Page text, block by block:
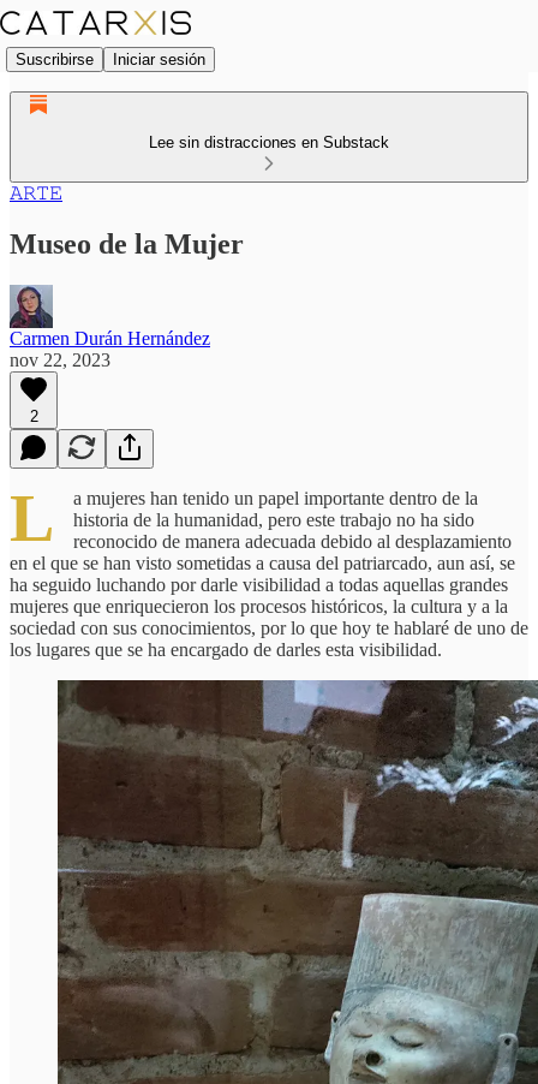
Suscribirse Iniciar sesión
Lee sin distracciones en Substack
𝙰𝚁𝚃𝙴
Museo de la Mujer
Carmen Durán Hernández
nov 22, 2023
2
L
a mujeres han tenido un papel importante dentro de la
historia de la humanidad, pero este trabajo no ha sido
reconocido de manera adecuada debido al desplazamiento
en el que se han visto sometidas a causa del patriarcado, aun así, se
ha seguido luchando por darle visibilidad a todas aquellas grandes
mujeres que enriquecieron los procesos históricos, la cultura y a la
sociedad con sus conocimientos, por lo que hoy te hablaré de uno de
los lugares que se ha encargado de darles esta visibilidad.